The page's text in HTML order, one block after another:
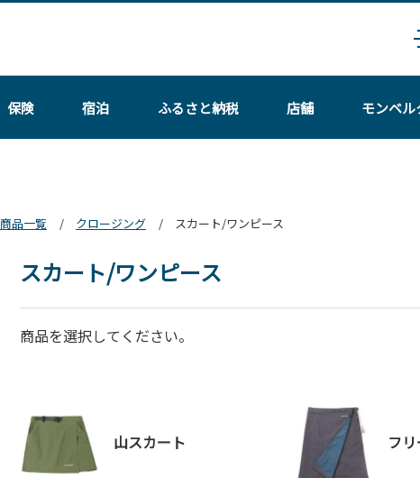
保険 宿泊 ふるさと納税 店舗 モンベル
商品一覧 クロージング スカート/ワンピース
スカート/ワンピース
商品を選択してください。
山スカート フ